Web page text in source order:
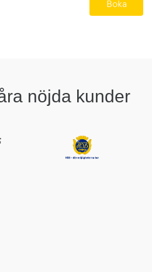
Boka
nöjda kunder